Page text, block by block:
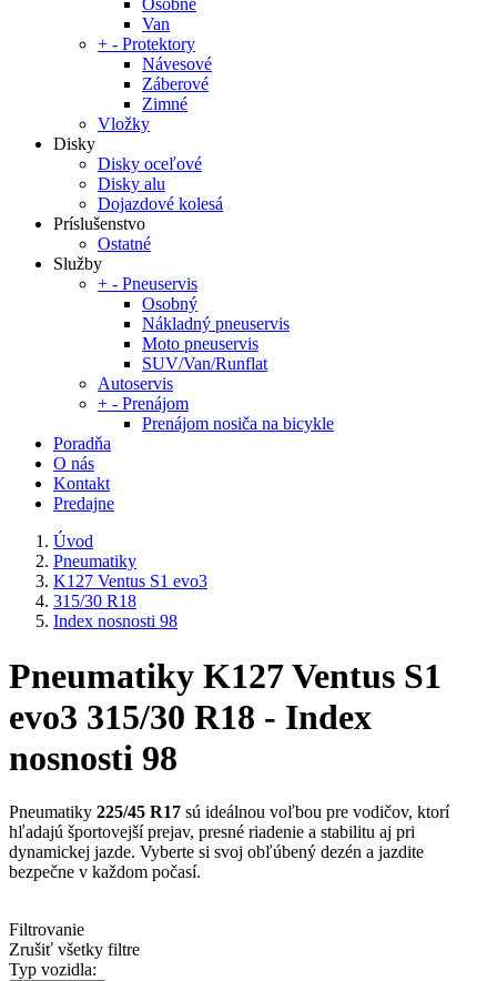
Osobné
Van
+ - Protektory
Návesové
Záberové
Zimné
Vložky
Disky
Disky oceľové
Disky alu
Dojazdové kolesá
Príslušenstvo
Ostatné
Služby
+ - Pneuservis
Osobný
Nákladný pneuservis
Moto pneuservis
SUV/Van/Runflat
Autoservis
+ - Prenájom
Prenájom nosiča na bicykle
Poradňa
O nás
Kontakt
Predajne
Úvod
Pneumatiky
K127 Ventus S1 evo3
315/30 R18
Index nosnosti 98
Pneumatiky K127 Ventus S1
evo3 315/30 R18 - Index
nosnosti 98
Pneumatiky 225/45 R17 sú ideálnou voľbou pre vodičov, ktorí
hľadajú športovejší prejav, presné riadenie a stabilitu aj pri
dynamickej jazde. Vyberte si svoj obľúbený dezén a jazdite
bezpečne v každom počasí.
Filtrovanie
Zrušiť všetky filtre
Typ vozidla: